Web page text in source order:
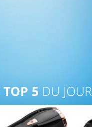
TOP 5 DU JOUR